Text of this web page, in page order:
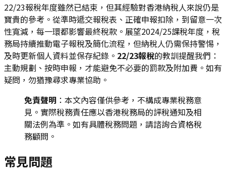
22/23報稅年度雖然已結束，但其經驗對香港納稅人來說仍是
寶貴的參考。從準時遞交報稅表、正確申報扣除，到留意一次
性寬減，每一環都影響最終稅款。展望2024/25課稅年度，稅
務局持續推動電子報稅及簡化流程，但納稅人仍需保持警惕，
及時更新個人資料並保存紀錄。 22/23報稅的教訓提醒我們：
主動規劃、按時申報，才能避免不必要的罰款及附加費。如有
疑問，勿猶豫尋求專業協助。
免責聲明 ：本文內容僅供參考，不構成專業稅務意
見。實際稅務責任應以香港稅務局的評稅通知及相
關法例為準。如有具體稅務問題，請諮詢合資格稅
務顧問。
常見問題